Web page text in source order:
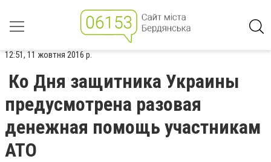
12:51, 11 жовтня 2016 р.
Ко Дня защитника Украины
предусмотрена разовая
денежная помощь участникам
АТО